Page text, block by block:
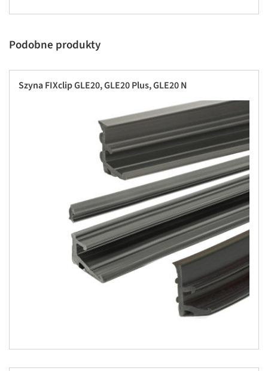
Podobne produkty
Szyna FIXclip GLE20, GLE20 Plus, GLE20 N